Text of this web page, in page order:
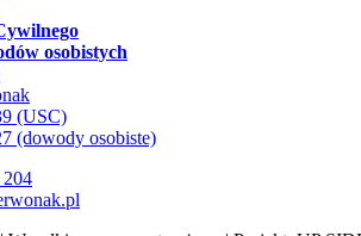
osobistych
(USC)
(dowody osobiste)
204